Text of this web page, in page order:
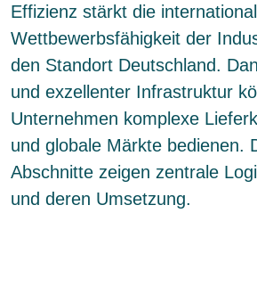
Effizienz stärkt die
Wettbewerbsfähigkeit der
den Standort Deutschland.
und exzellenter Infrastruktur
Unternehmen komplexe
und globale Märkte bedienen.
Abschnitte zeigen zentrale
und deren Umsetzung.